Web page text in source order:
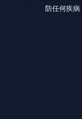
防任何疾病